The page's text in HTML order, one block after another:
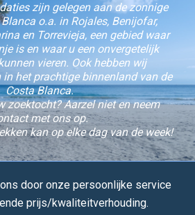
zijn gelegen aan de zonnige
o.a. in Rojales, Benijofar,
en Torrevieja, een gebied waar
is en waar u een onvergetelijk
vieren. Ook hebben wij
het prachtige binnenland van de
Costa Blanca.
zoektocht? Aarzel niet en neem
met ons op.
kan op elke dag van de week!
door onze persoonlijke service
prijs/kwaliteitverhouding.